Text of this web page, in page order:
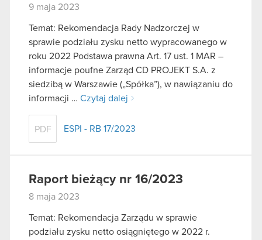
9 maja 2023
Temat: Rekomendacja Rady Nadzorczej w
sprawie podziału zysku netto wypracowanego w
roku 2022 Podstawa prawna Art. 17 ust. 1 MAR –
informacje poufne Zarząd CD PROJEKT S.A. z
siedzibą w Warszawie („Spółka”), w nawiązaniu do
informacji … Czytaj dalej
PDF ESPI - RB 17/2023
Raport bieżący nr 16/2023
8 maja 2023
Temat: Rekomendacja Zarządu w sprawie
podziału zysku netto osiągniętego w 2022 r.